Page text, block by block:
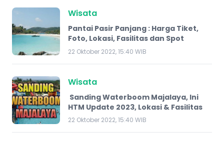
Wisata
Pantai Pasir Panjang : Harga Tiket,
Foto, Lokasi, Fasilitas dan Spot
22 Oktober 2022, 15:40 WIB
Wisata
​ Sanding Waterboom Majalaya, Ini
HTM Update 2023, Lokasi & Fasilitas
22 Oktober 2022, 15:40 WIB